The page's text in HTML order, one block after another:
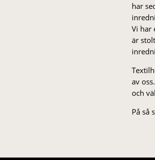
har
Vi har
är
av
och
På så